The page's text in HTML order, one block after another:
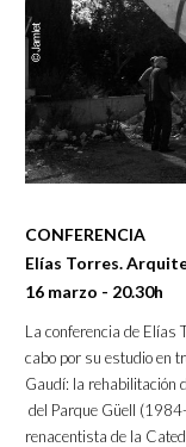
CONFERENCIA
Elías Torres.
16 marzo - 20.30h
La conferencia de Elías
cabo por su estudio en
Gaudí: la rehabilitación
del Parque Güell
renacentista de la